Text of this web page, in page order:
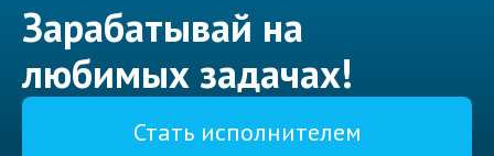
Зарабатывай на
любимых задачах!
Стать исполнителем